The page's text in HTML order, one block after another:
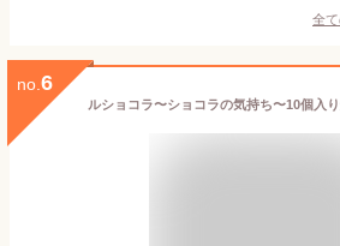
全
no. 6